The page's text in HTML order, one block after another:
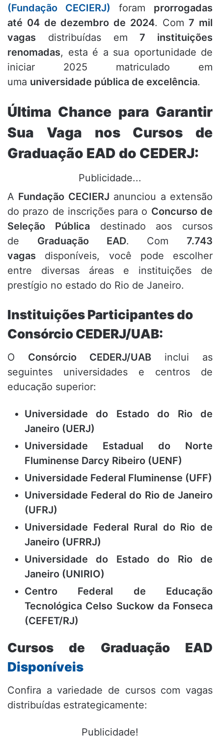
(Fundação CECIERJ) foram prorrogadas
até 04 de dezembro de 2024. Com7 mil
vagas distribuídas em7 instituições
renomadas, esta é a sua oportunidade de
iniciar 2025 matriculado em
uma universidade pública de excelência.
Última Chance para Garantir
Sua Vaga nos Cursos de
Graduação EAD do CEDERJ:
Publicidade...
A Fundação CECIERJ anunciou a extensão
do prazo de inscrições para o Concurso de
Seleção Públicadestinado aos cursos
de Graduação EAD. Com 7.743
vagas disponíveis, você pode escolher
entre diversas áreas e instituições de
prestígio no estado do Rio de Janeiro.
Instituições Participantes do
Consórcio CEDERJ/UAB:
O Consórcio CEDERJ/UAB inclui as
seguintes universidades e centros de
educação superior:
Universidade do Estado do Rio de
Janeiro (UERJ)
Universidade Estadual do Norte
Fluminense Darcy Ribeiro (UENF)
Universidade Federal Fluminense (UFF)
Universidade Federal do Rio de Janeiro
(UFRJ)
Universidade Federal Rural do Rio de
Janeiro (UFRRJ)
Universidade do Estado do Rio de
Janeiro (UNIRIO)
Centro Federal de Educação
Tecnológica Celso Suckow da Fonseca
(CEFET/RJ)
Cursos de Graduação EAD
Disponíveis
Confira a variedade de cursos com vagas
distribuídas estrategicamente:
Publicidade!